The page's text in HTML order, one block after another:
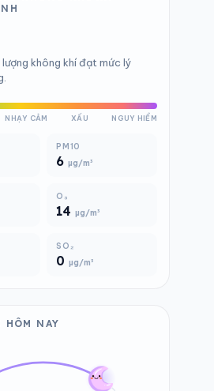
không khí đạt mức lý
NHẠY CẢM XẤU NGUY HIỂM
PM10
6 µg/m³
O₃
14 µg/m³
SO₂
0 µg/m³
NAY